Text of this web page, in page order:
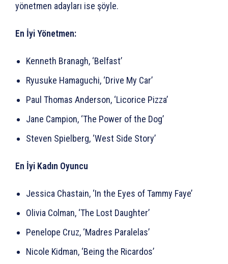
yönetmen adayları ise şöyle.
En İyi Yönetmen:
Kenneth Branagh, ‘Belfast’
Ryusuke Hamaguchi, ‘Drive My Car’
Paul Thomas Anderson, ‘Licorice Pizza’
Jane Campion, ‘The Power of the Dog’
Steven Spielberg, ‘West Side Story’
En İyi Kadın Oyuncu
Jessica Chastain, ‘In the Eyes of Tammy Faye’
Olivia Colman, ‘The Lost Daughter’
Penelope Cruz, ‘Madres Paralelas’
Nicole Kidman, ‘Being the Ricardos’